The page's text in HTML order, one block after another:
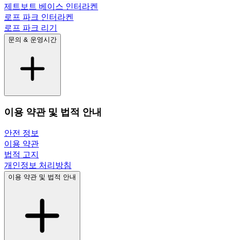
제트보트 베이스 인터라켄
로프 파크 인터라켄
로프 파크 리기
문의 & 운영시간
이용 약관 및 법적 안내
안전 정보
이용 약관
법적 고지
개인정보 처리방침
이용 약관 및 법적 안내